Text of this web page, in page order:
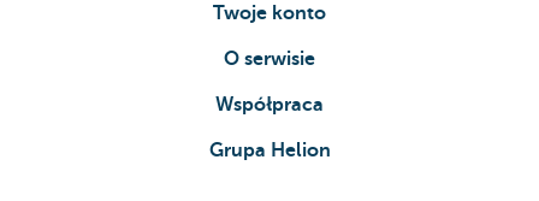
Twoje konto
O serwisie
Współpraca
Grupa Helion